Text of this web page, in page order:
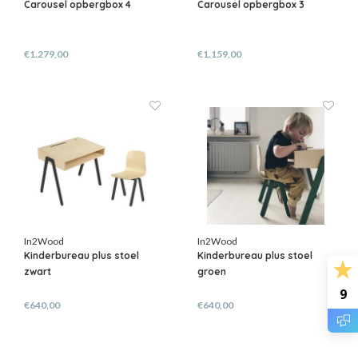
9
Carousel opbergbox 4
€1.279,00
Carousel opbergbox 3
€1.159,00
In2Wood
Kinderbureau plus stoel
zwart
€640,00
In2Wood
Kinderbureau plus stoel
groen
€640,00